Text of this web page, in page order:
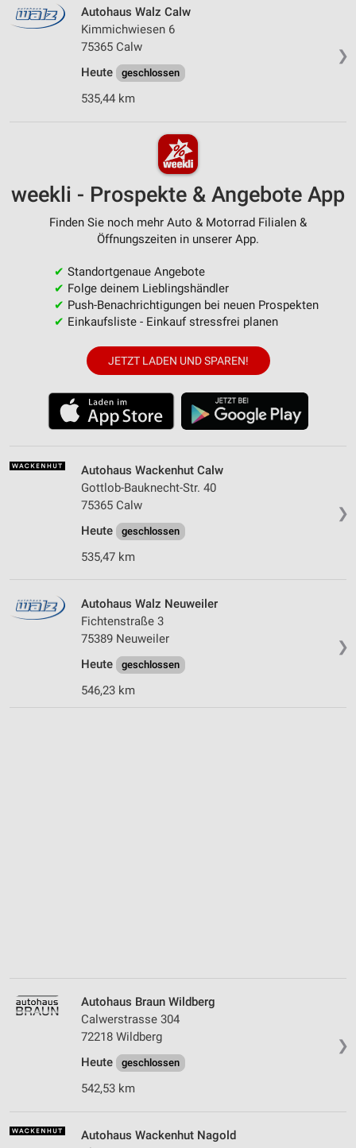
❯
Autohaus Walz Calw
Kimmichwiesen 6
75365 Calw
Heute
geschlossen
535,44 km
weekli - Prospekte & Angebote App
Finden Sie noch mehr Auto & Motorrad Filialen &
Öffnungszeiten in unserer App.
✔ Standortgenaue Angebote
✔ Folge deinem Lieblingshändler
✔ Push-Benachrichtigungen bei neuen Prospekten
✔ Einkaufsliste - Einkauf stressfrei planen
JETZT LADEN UND SPAREN!
❯
Autohaus Wackenhut Calw
Gottlob-Bauknecht-Str. 40
75365 Calw
Heute
geschlossen
535,47 km
❯
Autohaus Walz Neuweiler
Fichtenstraße 3
75389 Neuweiler
Heute
geschlossen
546,23 km
❯
Autohaus Braun Wildberg
Calwerstrasse 304
72218 Wildberg
Heute
geschlossen
542,53 km
Autohaus Wackenhut Nagold